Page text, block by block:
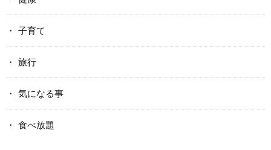
子育て
旅行
気になる事
食べ放題